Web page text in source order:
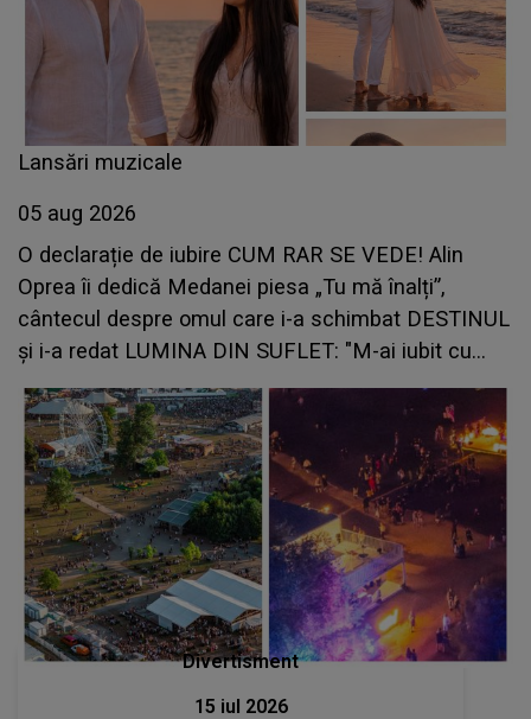
Lansări muzicale
05 aug 2026
O declarație de iubire CUM RAR SE VEDE! Alin
Oprea îi dedică Medanei piesa „Tu mă înalți”,
cântecul despre omul care i-a schimbat DESTINUL
și i-a redat LUMINA DIN SUFLET: "M-ai iubit cu
bunătate și răbdare, până când omul din mine și-a
regăsit pacea"
Divertisment
15 iul 2026